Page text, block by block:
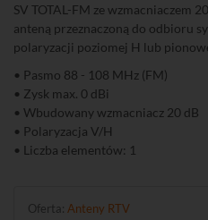
SV TOTAL-FM ze wzmacniaczem
anteną przeznaczoną do odbioru
polaryzacji poziomej H lub
• Pasmo 88 - 108 MHz (FM)
• Zysk max. 0 dBi
• Wbudowany wzmacniacz 20 dB
• Polaryzacja V/H
• Liczba elementów: 1
Oferta: Anteny RTV